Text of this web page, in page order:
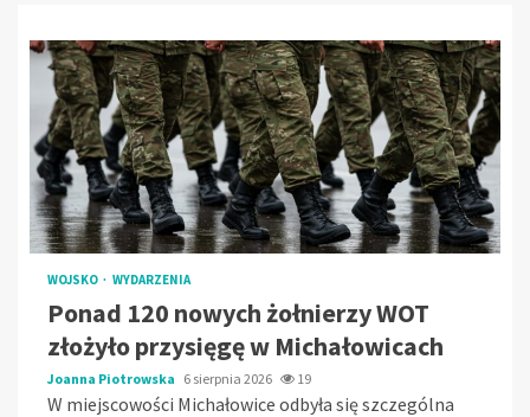
WOJSKO WYDARZENIA
Ponad 120 nowych żołnierzy WOT
złożyło przysięgę w Michałowicach
Joanna Piotrowska 6 sierpnia 2026 19
W miejscowości Michałowice odbyła się szczególna